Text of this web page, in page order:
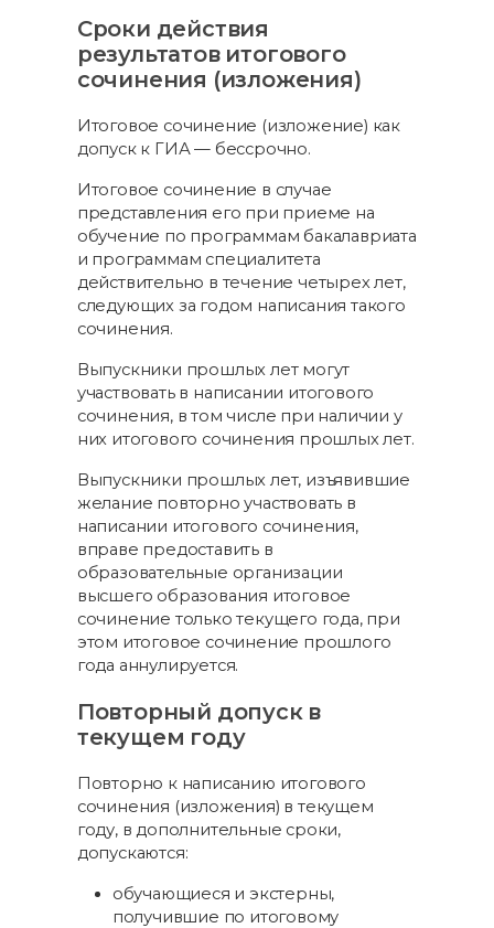
Сроки действия
результатов итогового
сочинения (изложения)
Итоговое сочинение (изложение) как
допуск к ГИА — бессрочно.
Итоговое сочинение в случае
представления его при приеме на
обучение по программам бакалавриата
и программам специалитета
действительно в течение четырех лет,
следующих за годом написания такого
сочинения.
Выпускники прошлых лет могут
участвовать в написании итогового
сочинения, в том числе при наличии у
них итогового сочинения прошлых лет.
Выпускники прошлых лет, изъявившие
желание повторно участвовать в
написании итогового сочинения,
вправе предоставить в
образовательные организации
высшего образования итоговое
сочинение только текущего года, при
этом итоговое сочинение прошлого
года аннулируется.
Повторный допуск в
текущем году
Повторно к написанию итогового
сочинения (изложения) в текущем
году, в дополнительные сроки,
допускаются:
обучающиеся и экстерны,
получившие по итоговому